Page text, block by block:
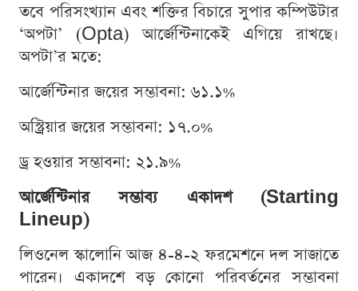
তবে পরিসংখ্যান এবং শক্তির বিচারে সুপার কম্পিউটার
‘অপটা’ (Opta) আর্জেন্টিনাকেই এগিয়ে রাখছে।
অপটা’র মতে:
আর্জেন্টিনার জয়ের সম্ভাবনা: ৬১.১%
অস্ট্রিয়ার জয়ের সম্ভাবনা: ১৭.০%
ড্র হওয়ার সম্ভাবনা: ২১.৯%
আর্জেন্টিনার সম্ভাব্য একাদশ (Starting
Lineup)
লিওনেল স্কালোনি আজ ৪-৪-২ ফরমেশনে দল সাজাতে
পারেন। একাদশে বড় কোনো পরিবর্তনের সম্ভাবনা